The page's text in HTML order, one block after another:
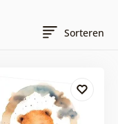
Sorteren